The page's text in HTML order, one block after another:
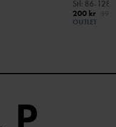
Stl: 86-128
200 kr
OUTLET